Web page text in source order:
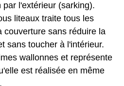
l'extérieur (sarking).
liteaux traite tous les
couverture sans réduire la
sans toucher à l'intérieur.
wallonnes et représente
est réalisée en même